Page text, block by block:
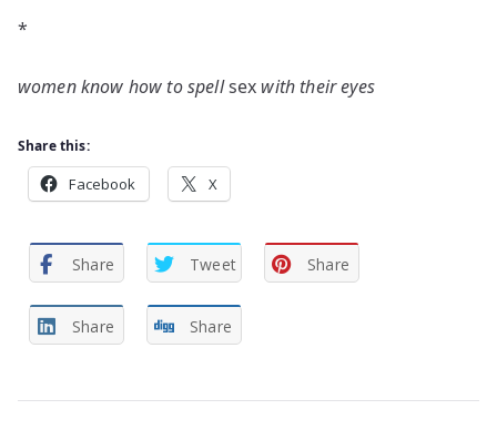
*
women know how to spellsex with their eyes
Share this:
Facebook X
Share Tweet Share
Share Share